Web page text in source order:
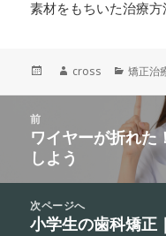
素材をもちいた治療方
作
cross
カ
ゴ
リ
ー
矯正治
前
前
の
投
稿:
ワイヤーが折れた
しよう
次ページへ
次
小学生の歯科矯正